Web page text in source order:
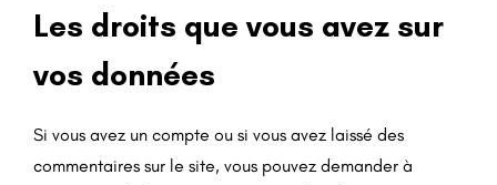
Les droits que vous avez sur
vos données
Si vous avez un compte ou si vous avez laissé des
commentaires sur le site, vous pouvez demander à